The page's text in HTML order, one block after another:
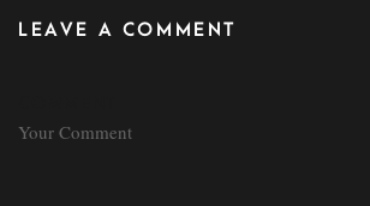
LEAVE A COMMENT